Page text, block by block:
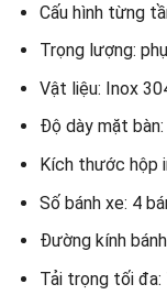
Cấu hình từng
Trọng lượng:
Vật liệu: Inox
Độ dày mặt
Kích thước hộp
Số bánh xe: 4
Đường kính
Tải trọng tối